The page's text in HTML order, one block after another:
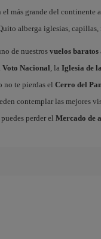
el más grande del continente
alberga iglesias, capillas,
de nuestrosvuelos baratos
Nacional, la Iglesia de
no te pierdas el Cerro del
contemplar las mejores
perder el Mercado de